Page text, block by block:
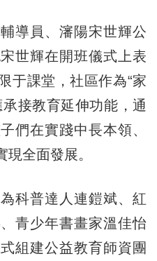
員、瀋陽宋世輝公
世輝在開班儀式上表
于課堂，社區作為“家
接教育延伸功能，通
們在實踐中長本領、
全面發展。
普達人連鎧斌、紅
青少年書畫家溫佳怡
組建公益教育師資團